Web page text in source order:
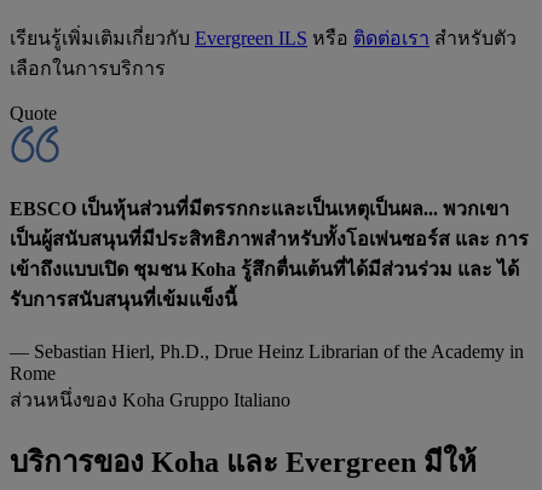
เรียนรู้เพิ่มเติมเกี่ยวกับ Evergreen ILS หรือ ติดต่อเรา สำหรับตัว
เลือกในการบริการ
Quote
EBSCO เป็นหุ้นส่วนที่มีตรรกกะและเป็นเหตุเป็นผล... พวกเขา
เป็นผู้สนับสนุนที่มีประสิทธิภาพสำหรับทั้งโอเพ่นซอร์ส และ การ
เข้าถึงแบบเปิด ชุมชน Koha รู้สึกตื่นเต้นที่ได้มีส่วนร่วม และ ได้
รับการสนับสนุนที่เข้มแข็งนี้
— Sebastian Hierl, Ph.D., Drue Heinz Librarian of the Academy in
Rome
ส่วนหนึ่งของ Koha Gruppo Italiano
บริการของ Koha และ Evergreen มีให้